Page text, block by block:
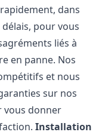
dans
pour vous
liés à
en panne. Nos
et nous
sur nos
vous donner
Installation